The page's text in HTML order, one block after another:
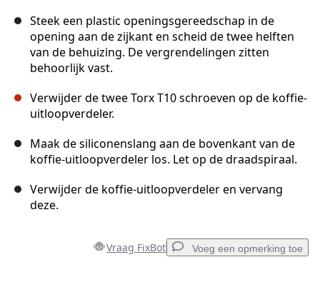
Steek een plastic openingsgereedschap in de
opening aan de zijkant en scheid de twee helften
van de behuizing. De vergrendelingen zitten
behoorlijk vast.
Verwijder de twee Torx T10 schroeven op de koffie-
uitloopverdeler.
Maak de siliconenslang aan de bovenkant van de
koffie-uitloopverdeler los. Let op de draadspiraal.
Verwijder de koffie-uitloopverdeler en vervang
deze.
Vraag FixBot Voeg een opmerking toe